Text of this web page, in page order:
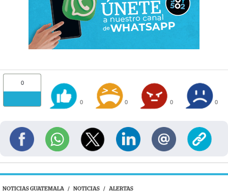
0
0 0 0 0
NOTICIAS GUATEMALA / NOTICIAS / ALERTAS